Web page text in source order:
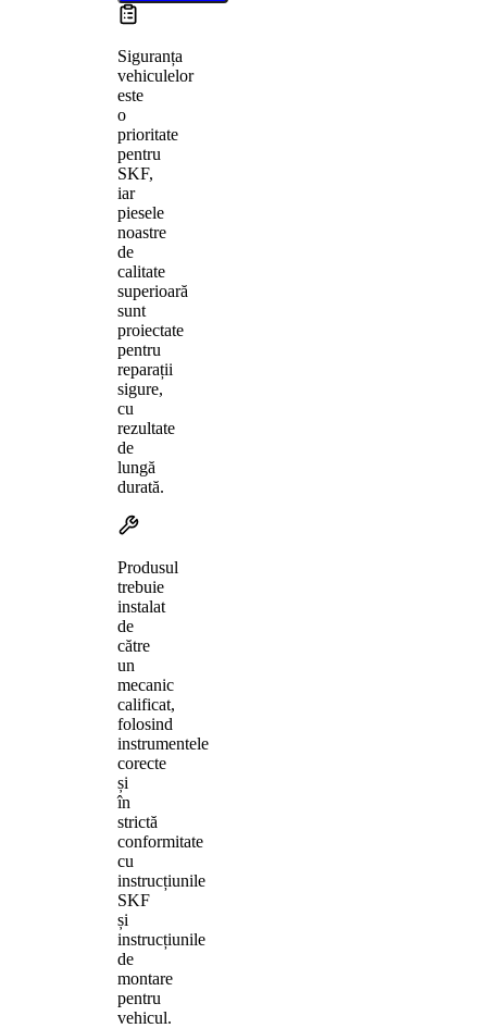
Siguranța
vehiculelor
este
o
prioritate
pentru
SKF,
iar
piesele
noastre
de
calitate
superioară
sunt
proiectate
pentru
reparații
sigure,
cu
rezultate
de
lungă
durată.
Produsul
trebuie
instalat
de
către
un
mecanic
calificat,
folosind
instrumentele
corecte
și
în
strictă
conformitate
cu
instrucțiunile
SKF
și
instrucțiunile
de
montare
pentru
vehicul.